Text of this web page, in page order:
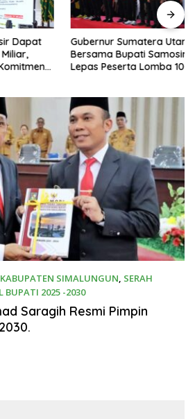
Gubernur Sumatera Utara
Bersama Bupati Samosir
Lepas Peserta Lomba 100K
SIMALUNGUN, SERAH
BUPATI 2025 -2030
Saragih Resmi Pimpin